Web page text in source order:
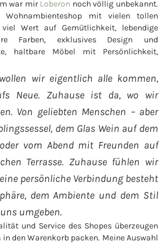
war mir Loberon noch völlig unbekannt.
mit vielen tollen
Wert auf Gemütlichkeit, lebendige
Farben, exklusives Design und
haltbare Möbel mit Persönlichkeit,
wir eigentlich alle kommen,
Neue. Zuhause ist da, wo wir
Von geliebten Menschen – aber
dem Glas Wein auf dem
vom Abend mit Freunden auf
Terrasse. Zuhause fühlen wir
persönliche Verbindung besteht
dem Ambiente und dem Stil
umgeben.
und Service des Shopes überzeugen
den Warenkorb packen. Meine Auswahl